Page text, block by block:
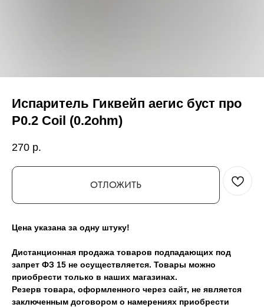
Испаритель Гиквейп аегис буст про
P0.2 Coil (0.2ohm)
270 р.
ОТЛОЖИТЬ
Цена указана за одну штуку!
Дистанционная продажа товаров подпадающих под
запрет ФЗ 15 не осуществляется. Товары можно
приобрести только в наших магазинах.
Резерв товара, оформленного через сайт, не является
заключенным договором о намерениях приобрести